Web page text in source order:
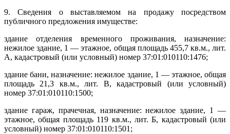
9. Сведения о выставляемом на продажу посредством
публичного предложения имуществе:
здание отделения временного проживания, назначение:
нежилое здание, 1 — этажное, общая площадь 455,7 кв.м., лит.
А, кадастровый (или условный) номер 37:01:010110:1476;
здание бани, назначение: нежилое здание, 1 — этажное, общая
площадь 21,3 кв.м., лит. В, кадастровый (или условный)
номер 37:01:010110:1500;
здание гараж, прачечная, назначение: нежилое здание, 1 —
этажное, общая площадь 119 кв.м., лит. Б, кадастровый (или
условный) номер 37:01:010110:1501;